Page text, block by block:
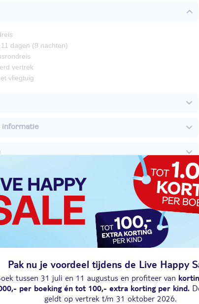
dagen (9 nachten)
vertrek
vliegtuig
informatie
Pak nu je voordeel tijdens de Live Happy
tussen 31 juli en 11 augustus en profiteer van
per boeking én tot 100,- extra korting per kind.
geldt op vertrek t/m 31 oktober 2026.